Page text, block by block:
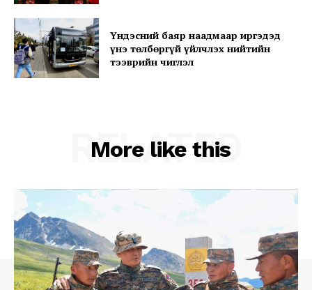
Үндэсний баяр наадмаар иргэдэд
үнэ төлбөргүй үйлчлэх нийтийн
тээврийн чиглэл
More like this
RELATED